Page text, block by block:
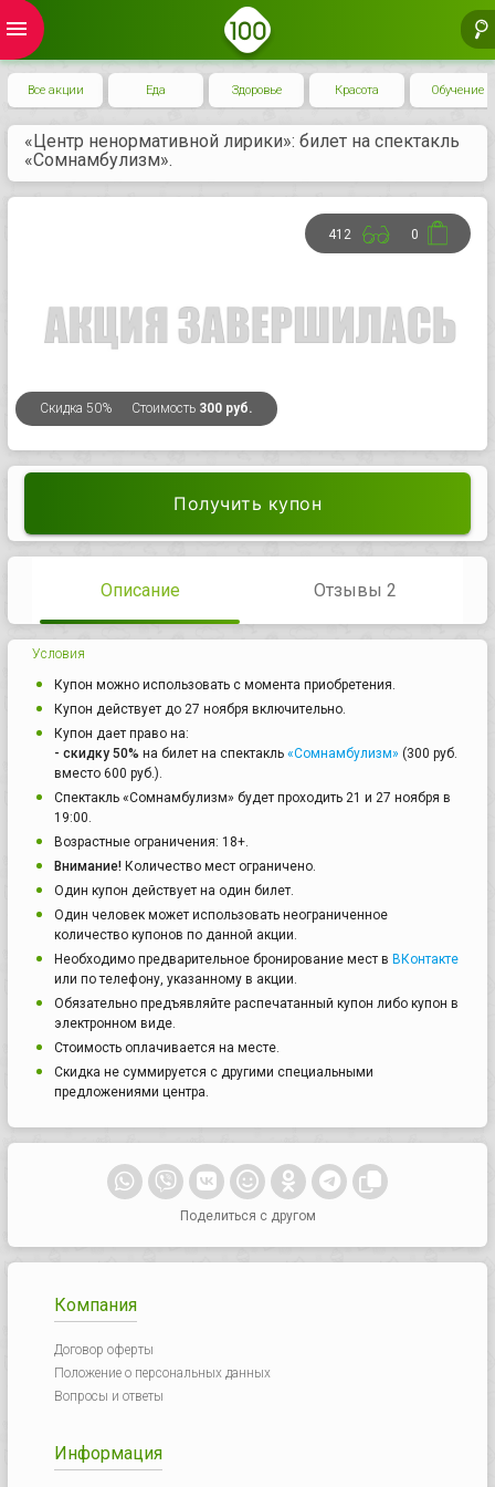
menu
Все акции Еда Здоровье Красота Обучение
«Центр ненормативной лирики»: билет на спектакль
«Сомнамбулизм».
Скидка 50% Стоимость 300 руб.
412 0
Получить купон
Описание Отзывы 2
Условия
Купон можно использовать с момента приобретения.
Купон действует до 27 ноября включительно.
Купон дает право на:
- скидку 50% на билет на спектакль «Сомнамбулизм» (300 руб.
вместо 600 руб.).
Спектакль «Сомнамбулизм» будет проходить 21 и 27 ноября в
19:00.
Возрастные ограничения: 18+.
Внимание! Количество мест ограничено.
Один купон действует на один билет.
Один человек может использовать неограниченное
количество купонов по данной акции.
Необходимо предварительное бронирование мест в ВКонтакте
или по телефону, указанному в акции.
Обязательно предъявляйте распечатанный купон либо купон в
электронном виде.
Стоимость оплачивается на месте.
Скидка не суммируется с другими специальными
предложениями центра.
Поделиться с другом
Компания
Договор оферты
Положение о персональных данных
Вопросы и ответы
Информация